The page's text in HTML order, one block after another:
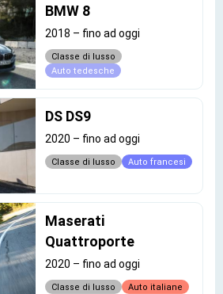
BMW 8
2018 – fino ad oggi
Classe di lusso
Auto tedesche
DS DS9
2020 – fino ad oggi
Classe di lusso Auto francesi
Maserati
Quattroporte
2020 – fino ad oggi
Classe di lusso Auto italiane